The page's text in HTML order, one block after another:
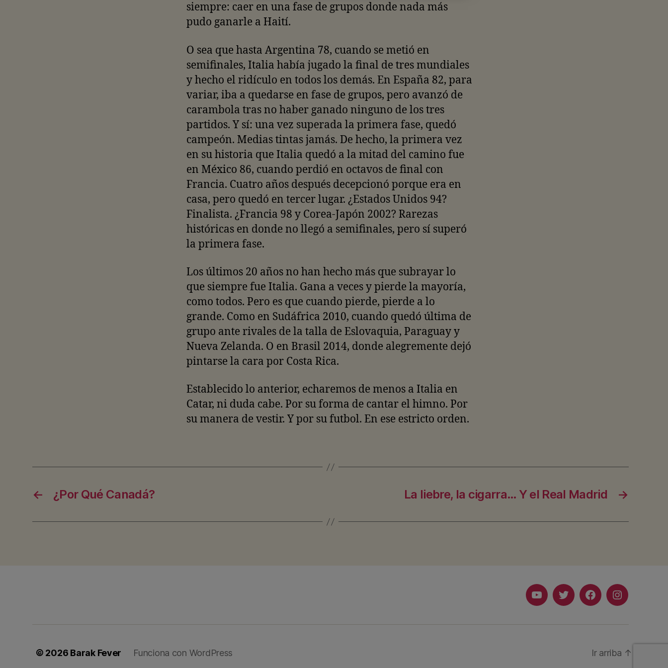
siempre: caer en una fase de grupos donde nada más
pudo ganarle a Haití.
O sea que hasta Argentina 78, cuando se metió en
semifinales, Italia había jugado la final de tres mundiales
y hecho el ridículo en todos los demás. En España 82, para
variar, iba a quedarse en fase de grupos, pero avanzó de
carambola tras no haber ganado ninguno de los tres
partidos. Y sí: una vez superada la primera fase, quedó
campeón. Medias tintas jamás. De hecho, la primera vez
en su historia que Italia quedó a la mitad del camino fue
en México 86, cuando perdió en octavos de final con
Francia. Cuatro años después decepcionó porque era en
casa, pero quedó en tercer lugar. ¿Estados Unidos 94?
Finalista. ¿Francia 98 y Corea-Japón 2002? Rarezas
históricas en donde no llegó a semifinales, pero sí superó
la primera fase.
Los últimos 20 años no han hecho más que subrayar lo
que siempre fue Italia. Gana a veces y pierde la mayoría,
como todos. Pero es que cuando pierde, pierde a lo
grande. Como en Sudáfrica 2010, cuando quedó última de
grupo ante rivales de la talla de Eslovaquia, Paraguay y
Nueva Zelanda. O en Brasil 2014, donde alegremente dejó
pintarse la cara por Costa Rica.
Establecido lo anterior, echaremos de menos a Italia en
Catar, ni duda cabe. Por su forma de cantar el himno. Por
su manera de vestir. Y por su futbol. En ese estricto orden.
← ¿Por Qué Canadá? →
La liebre, la cigarra… Y el Real Madrid
YoutubeTwitterFacebookInstagram
© 2026 Barak Fever Funciona con WordPress Ir arriba ↑